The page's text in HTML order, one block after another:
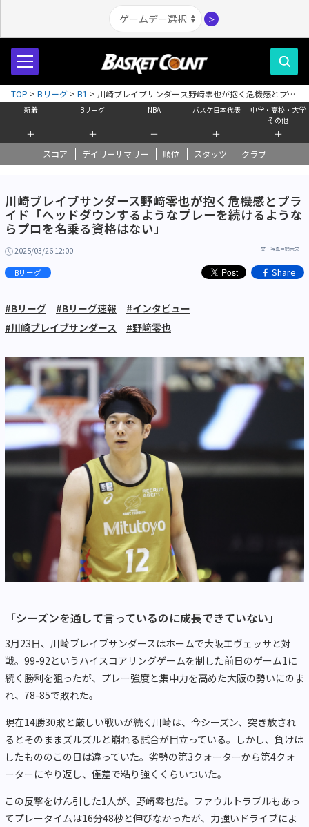
＞
新着
＋
Bリーグ
＋
NBA
＋
バスケ日本代表
＋
中学・高校・大学
その他
＋
スコア デイリーサマリー 順位 スタッツ クラブ
TOP > Bリーグ > B1 > 川崎ブレイブサンダース野﨑零也が抱く危機感とプラ
イド「ヘッドダウンするようなプレーを続けるようならプロを名乗る資格は
ない」
川崎ブレイブサンダース野﨑零也が抱く危機感とプラ
イド「ヘッドダウンするようなプレーを続けるような
らプロを名乗る資格はない」
2025/03/26 12:00 文・写真＝鈴木栄一
Bリーグ Share
#Bリーグ #Bリーグ速報
#インタビュー
#川崎ブレイブサンダース
#野﨑零也
「シーズンを通して言っているのに成長できていない」
3月23日、川崎ブレイブサンダースはホームで大阪エヴェッサと対
戦。 99-92というハイスコアリングゲームを制した前日のゲーム1 に
続く勝利を狙ったが、プレー強度と集中力を高めた大阪の勢いにのま
れ、 78-85で敗れた。
現在14勝30敗と厳しい戦いが続く川崎は、今シーズン、突き放され
るとそのままズルズルと崩れる試合が目立っている。しかし、負けは
したもののこの日は違っていた。劣勢の第3クォーターから第4クォ
ーターにやり返し、僅差で粘り強くくらいついた。
この反撃をけん引した1 人が、野﨑零也だ。ファウルトラブルもあっ
てプレータイムは16分48秒と伸びなかったが、力強いドライブによ